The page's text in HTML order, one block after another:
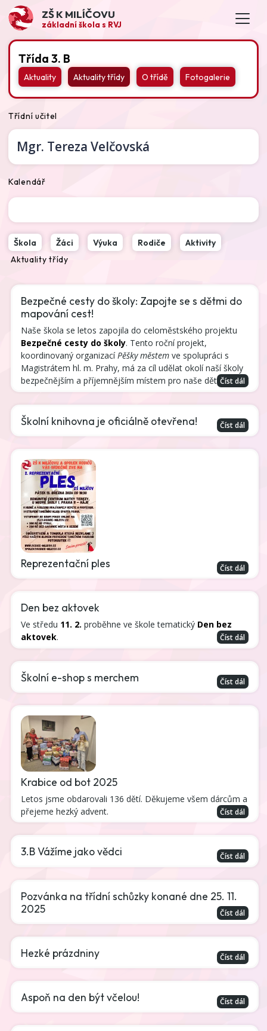
ZŠ K MILÍČOVU
základní škola s RVJ
Třída 3. B
Aktuality Aktuality třídy O třídě Fotogalerie
Třídní učitel
Mgr. Tereza Velčovská
Kalendář
Škola Žáci Výuka Rodiče
Aktivity
Aktuality třídy
Bezpečné cesty do školy: Zapojte se s dětmi do
mapování cest!
Naše škola se letos zapojila do celoměstského projektu
Bezpečné cesty do školy. Tento roční projekt,
koordinovaný organizacíPěšky městem ve spolupráci s
Magistrátem hl. m. Prahy, má za cíl udělat okolí naší školy
bezpečnějším a příjemnějším místem pro naše děti.Číst dál
Školní knihovna je oficiálně otevřena! Číst dál
Reprezentační ples Číst dál
Den bez aktovek
Ve středu 11. 2. proběhne ve škole tematický Den bez
aktovek. Číst dál
Školní e-shop s merchem Číst dál
Krabice od bot 2025
Letos jsme obdarovali 136 dětí. Děkujeme všem dárcům a
přejeme hezký advent.
Číst dál
3.B Vážíme jako vědci Číst dál
Pozvánka na třídní schůzky konané dne 25. 11.
2025
Číst dál
Hezké prázdniny Číst dál
Aspoň na den být včelou! Číst dál